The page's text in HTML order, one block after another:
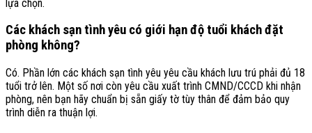
lựa chọn.
Các khách sạn tình yêu có giới hạn độ tuổi khách đặt
phòng không?
Có. Phần lớn các khách sạn tình yêu yêu cầu khách lưu trú phải đủ 18
tuổi trở lên. Một số nơi còn yêu cầu xuất trình CMND/CCCD khi nhận
phòng, nên bạn hãy chuẩn bị sẵn giấy tờ tùy thân để đảm bảo quy
trình diễn ra thuận lợi.